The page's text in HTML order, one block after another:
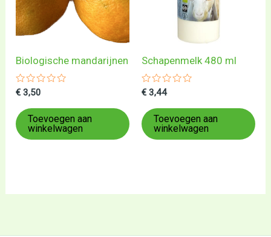
Biologische mandarijnen
Gewaardeerd
uit
5
€ 3,50
Toevoegen aan
winkelwagen
Schapenmelk 480 ml
Gewaardeerd
uit
5
€ 3,44
Toevoegen aan
winkelwagen